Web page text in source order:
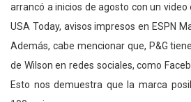
arrancó a inicios de agosto con un
USA Today, avisos impresos en ESPN
Además, cabe mencionar que, P&G
de Wilson en redes sociales, como
Esto nos demuestra que la marca